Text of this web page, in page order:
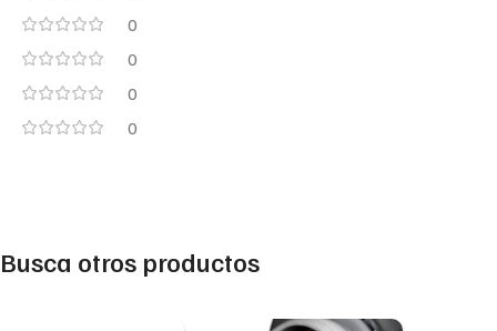
0
0
0
0
Busca otros productos